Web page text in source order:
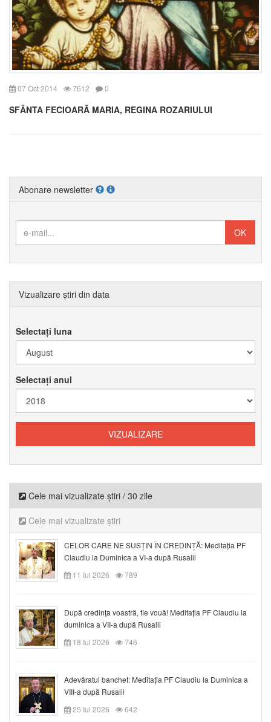
07 Oct 2014 7612 0
SFÂNTA FECIOARĂ MARIA, REGINA ROZARIULUI
Abonare newsletter
Vizualizare știri din data
Selectați luna
Selectați anul
Cele mai vizualizate știri / 30 zile
Cele mai vizualizate știri
CELOR CARE NE SUSȚIN ÎN CREDINȚĂ: Meditația PF
Claudiu la Duminica a VI-a după Rusalii
11 Iul 2026
789
După credinţa voastră, fie vouă! Meditația PF Claudiu la
duminica a VII-a după Rusalii
18 Iul 2026
746
Adevăratul banchet: Meditația PF Claudiu la Duminica a
VIII-a după Rusalii
25 Iul 2026
642